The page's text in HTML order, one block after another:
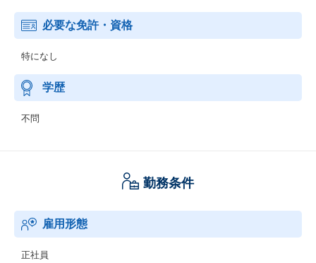
必要な免許・資格
特になし
学歴
不問
勤務条件
雇用形態
正社員